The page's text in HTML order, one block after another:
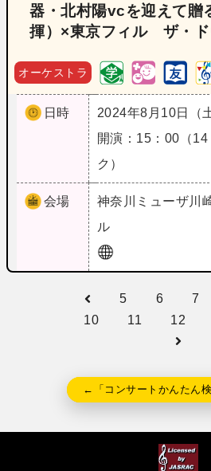
器・北村陽vcを迎えて贈
揮）×東京フィル ザ・ド
オーケストラ
日時
2024年8月10日（
開演：15：00（
ク）
会場 神奈川
ミューザ川
ル
5 6 7
10
11 12
←「コンサートかんたん